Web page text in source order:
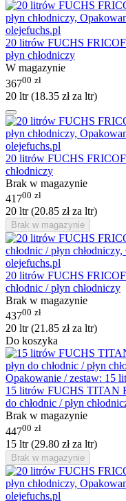
20 litrów FUCHS
płyn chłodniczy
W magazynie
36700 zł
20 ltr (18.35 złza ltr)
20 litrów FUCHS
chłodniczy
Brak w magazynie
41700 zł
20 ltr (20.85 złza ltr)
Brak w magazynie
20 litrów FUCHS
chłodnic / płyn chłodniczy
Brak w magazynie
43700 zł
20 ltr (21.85 złza ltr)
Do koszyka
15 litrów FUCHS TITAN
do chłodnic / płyn
Brak w magazynie
44700 zł
15 ltr (29.80 złza ltr)
Brak w magazynie